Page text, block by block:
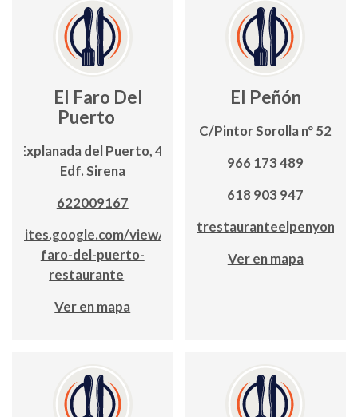
El Faro Del
Puerto
Explanada del Puerto, 4;
Edf. Sirena
622009167
sites.google.com/view/el-
faro-del-puerto-
restaurante
Ver en mapa
El Peñón
C/Pintor Sorolla nº 52
966 173 489
618 903 947
trestauranteelpenyon
Ver en mapa